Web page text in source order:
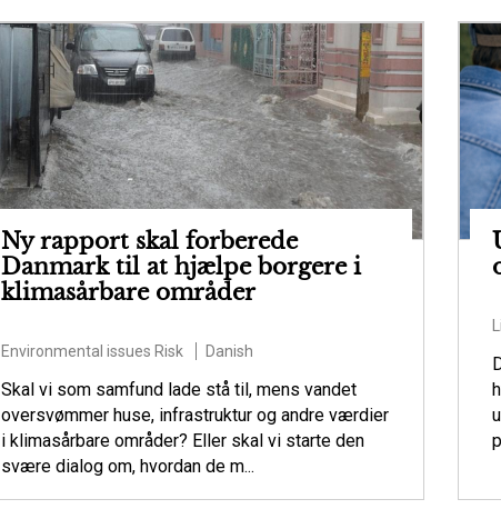
Ny rapport skal forberede
Danmark til at hjælpe borgere i
klimasårbare områder
Environmental issues Risk Danish
Skal vi som samfund lade stå til, mens vandet
oversvømmer huse, infrastruktur og andre værdier
i klimasårbare områder? Eller skal vi starte den
svære dialog om, hvordan de m...